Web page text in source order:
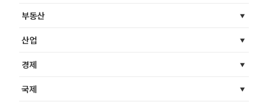
부동산
산업
경제
국제